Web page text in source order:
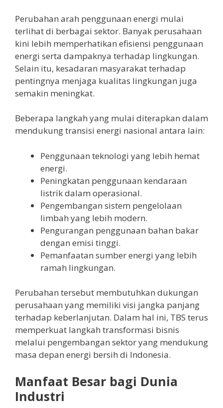
Perubahan arah penggunaan energi mulai
terlihat di berbagai sektor. Banyak perusahaan
kini lebih memperhatikan efisiensi penggunaan
energi serta dampaknya terhadap lingkungan.
Selain itu, kesadaran masyarakat terhadap
pentingnya menjaga kualitas lingkungan juga
semakin meningkat.
Beberapa langkah yang mulai diterapkan dalam
mendukung transisi energi nasional antara lain:
Penggunaan teknologi yang lebih hemat
energi.
Peningkatan penggunaan kendaraan
listrik dalam operasional.
Pengembangan sistem pengelolaan
limbah yang lebih modern.
Pengurangan penggunaan bahan bakar
dengan emisi tinggi.
Pemanfaatan sumber energi yang lebih
ramah lingkungan.
Perubahan tersebut membutuhkan dukungan
perusahaan yang memiliki visi jangka panjang
terhadap keberlanjutan. Dalam hal ini, TBS terus
memperkuat langkah transformasi bisnis
melalui pengembangan sektor yang mendukung
masa depan energi bersih di Indonesia.
Manfaat Besar bagi Dunia
Industri